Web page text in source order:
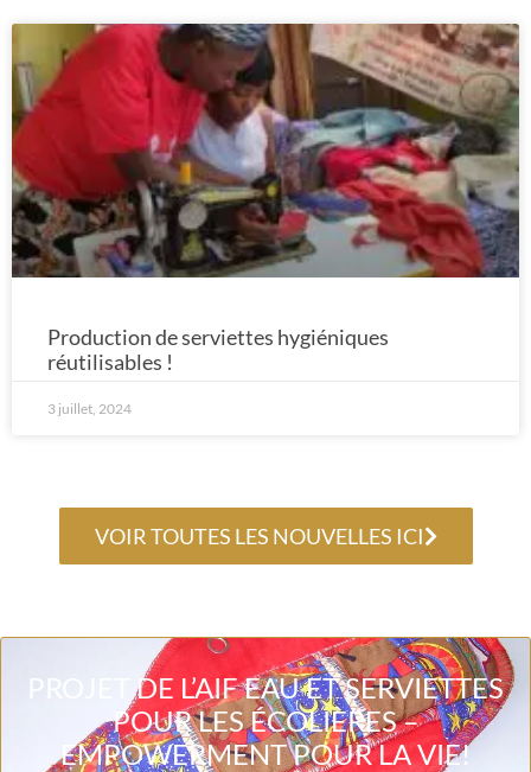
Production de serviettes hygiéniques
réutilisables !
3 juillet, 2024
VOIR TOUTES LES NOUVELLES ICI
PROJET DE L’AIF EAU ET SERVIETTES
POUR LES ÉCOLIÈRES –
EMPOWERMENT POUR LA VIE!